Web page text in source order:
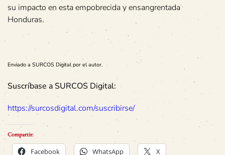
su impacto en esta empobrecida y ensangrentada
Honduras.
Enviado a SURCOS Digital por el autor.
Suscríbase a SURCOS Digital:
https://surcosdigital.com/suscribirse/
Compartir:
Facebook WhatsApp X